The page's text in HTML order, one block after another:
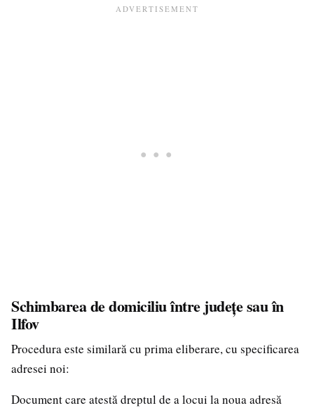
Schimbarea de domiciliu între județe sau în
Ilfov
Procedura este similară cu prima eliberare, cu specificarea
adresei noi:
Document care atestă dreptul de a locui la noua adresă